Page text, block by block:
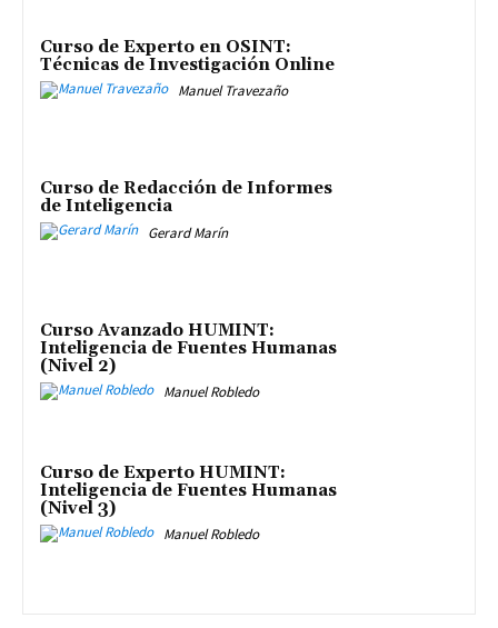
Curso de Experto en OSINT:
Técnicas de Investigación Online
Manuel Travezaño
Curso de Redacción de Informes
de Inteligencia
Gerard Marín
Curso Avanzado HUMINT:
Inteligencia de Fuentes Humanas
(Nivel 2)
Manuel Robledo
Curso de Experto HUMINT:
Inteligencia de Fuentes Humanas
(Nivel 3)
Manuel Robledo